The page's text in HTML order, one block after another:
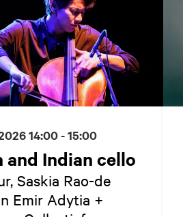
and Indian cello
Saskia Rao-de
Emir Adytia +
14:00 - 15:00